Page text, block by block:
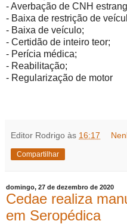
- Averbação de CNH
- Baixa de restrição de
- Baixa de veículo;
- Certidão de inteiro teor;
- Perícia médica;
- Reabilitação;
- Regularização de motor
Editor Rodrigo às 16:17
Compartilhar
domingo, 27 de dezembro de 2020
Cedae realiza
em Seropédica